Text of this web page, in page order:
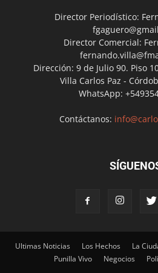
Director Periodístico:
Director Comercial:
Dirección: 9 de Julio 90. Piso
Villa Carlos Paz -
WhatsApp:
Contáctanos:
Ultimas Noticias Los Hechos La
Punilla Vivo
Negocios